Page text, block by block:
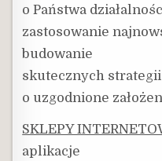
o Państwa
zastosowanie
budowanie
skutecznych
o uzgodnione
SKLEPY
aplikacje